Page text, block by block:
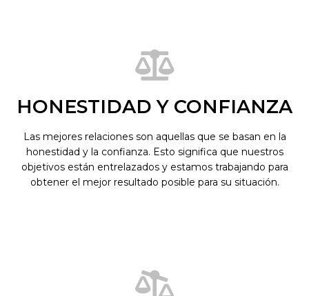
HONESTIDAD Y CONFIANZA
Las mejores relaciones son aquellas que se basan en la
honestidad y la confianza. Esto significa que nuestros
objetivos están entrelazados y estamos trabajando para
obtener el mejor resultado posible para su situación.